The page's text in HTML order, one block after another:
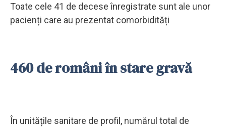
Toate cele 41 de decese înregistrate sunt ale unor
pacienți care au prezentat comorbidități
460 de români în stare gravă
În unitățile sanitare de profil, numărul total de